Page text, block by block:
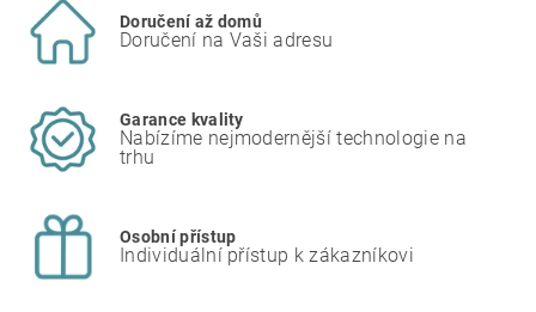
Doručení až domů
Doručení na Vaši adresu
Garance kvality
Nabízíme nejmodernější technologie na
trhu
Osobní přístup
Individuální přístup k zákazníkovi